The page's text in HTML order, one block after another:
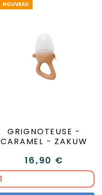
NOUVEAU
GRIGNOTEUSE -
CARAMEL - ZAKUW
16,90 €